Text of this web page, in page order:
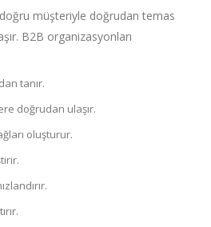
müşteriyle doğrudan temas
B2B organizasyonları
tanır.
doğrudan ulaşır.
oluşturur.